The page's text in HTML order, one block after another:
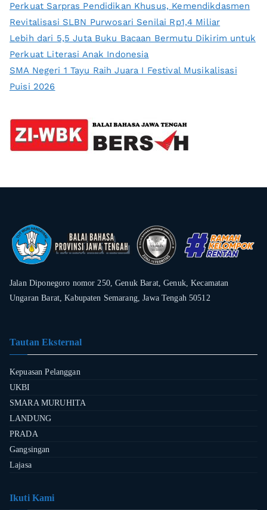
Perkuat Sarpras Pendidikan Khusus, Kemendikdasmen
Revitalisasi SLBN Purwosari Senilai Rp1,4 Miliar
Lebih dari 5,5 Juta Buku Bacaan Bermutu Dikirim untuk
Perkuat Literasi Anak Indonesia
SMA Negeri 1 Tayu Raih Juara I Festival Musikalisasi
Puisi 2026
Jalan Diponegoro nomor 250, Genuk Barat, Genuk, Kecamatan
Ungaran Barat, Kabupaten Semarang, Jawa Tengah 50512
Tautan Eksternal
Kepuasan Pelanggan
UKBI
SMARA MURUHITA
LANDUNG
PRADA
Gangsingan
Lajasa
Ikuti Kami